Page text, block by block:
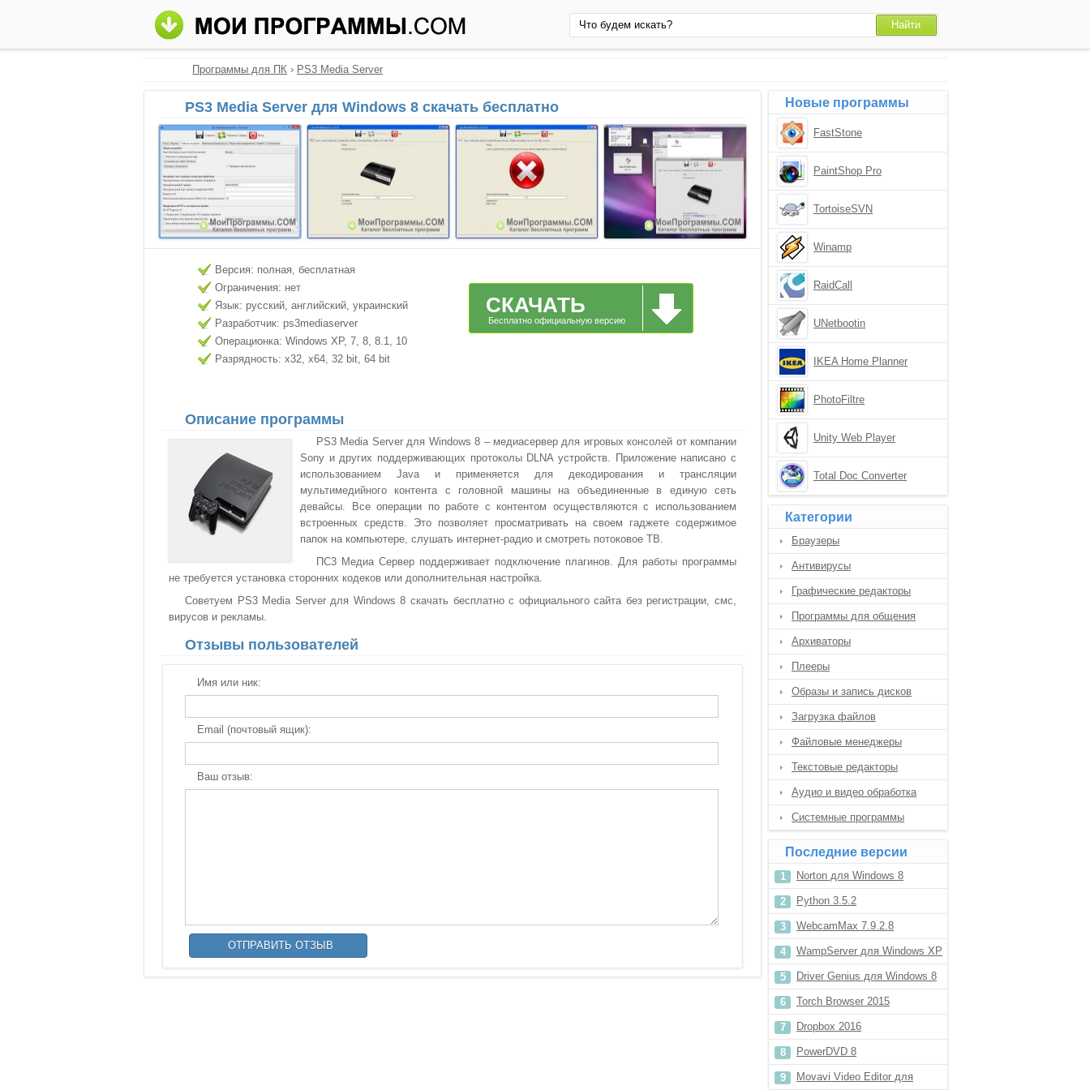
Программы для ПК › PS3 Media Server
PS3 Media Server для Windows 8 скачать бесплатно
Версия: полная, бесплатная
Ограничения: нет
Язык: русский, английский, украинский
Разработчик: ps3mediaserver
Операционка: Windows XP, 7, 8, 8.1, 10
Разрядность: x32, x64, 32 bit, 64 bit
СКАЧАТЬ
Бесплатно официальную версию
Описание программы
PS3 Media Server для Windows 8 – медиасервер для игровых консолей от компании
Sony и других поддерживающих протоколы DLNA устройств. Приложение написано с
использованием Java и применяется для декодирования и трансляции
мультимедийного контента с головной машины на объединенные в единую сеть
девайсы. Все операции по работе с контентом осуществляются с использованием
встроенных средств. Это позволяет просматривать на своем гаджете содержимое
папок на компьютере, слушать интернет-радио и смотреть потоковое ТВ.
ПС3 Медиа Сервер поддерживает подключение плагинов. Для работы программы
не требуется установка сторонних кодеков или дополнительная настройка.
Советуем PS3 Media Server для Windows 8 скачать бесплатно с официального сайта без регистрации, смс,
вирусов и рекламы.
Отзывы пользователей
Имя или ник:
Email (почтовый ящик):
Ваш отзыв:
Новые программы
FastStone
PaintShop Pro
TortoiseSVN
Winamp
RaidCall
UNetbootin
IKEA Home Planner
PhotoFiltre
Unity Web Player
Total Doc Converter
Категории
Браузеры
Антивирусы
Графические редакторы
Программы для общения
Архиваторы
Плееры
Образы и запись дисков
Загрузка файлов
Файловые менеджеры
Текстовые редакторы
Аудио и видео обработка
Системные программы
Последние версии
Norton для Windows 8
Python 3.5.2
WebcamMax 7.9.2.8
WampServer для Windows XP
Driver Genius для Windows 8
Torch Browser 2015
Dropbox 2016
PowerDVD 8
Movavi Video Editor для